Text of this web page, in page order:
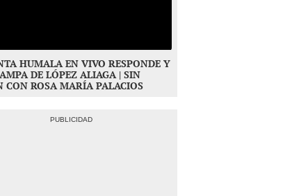
HUMALA EN VIVO RESPONDE Y
DE LÓPEZ ALIAGA | SIN
CON ROSA MARÍA PALACIOS